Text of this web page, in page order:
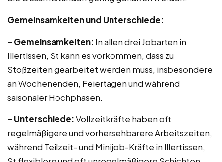
Gemeinsamkeiten und Unterschiede:
– Gemeinsamkeiten: In allen drei Jobarten in
Illertissen, St kann es vorkommen, dass zu
Stoßzeiten gearbeitet werden muss, insbesondere
an Wochenenden, Feiertagen und während
saisonaler Hochphasen.
– Unterschiede:Vollzeitkräfte haben oft
regelmäßigere und vorhersehbarere Arbeitszeiten,
während Teilzeit- und Minijob-Kräfte in Illertissen,